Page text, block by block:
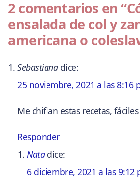
2 comentarios en
ensalada de col y
americana o
Sebastiana dice:
25 noviembre, 2021 a las 8:16
Me chiflan estas recetas,
Responder
Nata dice:
6 diciembre, 2021 a las 9:12